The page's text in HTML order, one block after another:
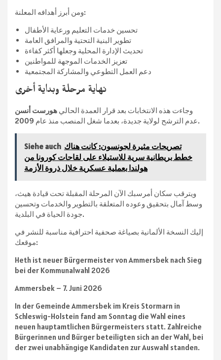
ومن أبرز أهدافه المعلنة:
تحسين خدمات التعليم ورعاية الأطفال
تطوير البنية التحتية والمرافق العامة
تحديث الإدارة المحلية وجعلها أكثر كفاءة
تعزيز الخدمات الموجهة للمواطنين
دعم العمل التطوعي والمشاركة المجتمعية
نهاية مرحلة وبداية أخرى
وجاءت هذه الانتخابات بعد قرار العمدة الحالي هورست أنسن
عدم الترشح لولاية جديدة، بعدما شغل المنصب منذ عام 2009.
Siehe auch تصريحات مثيرة لجونسون: كانت هناك
خطط بريطانية سرية للاستيلاء على لقاحات كورونا من
هولندا بعملية عسكرية خلال ذروة الأزمة
ويترقب سكان أمرسبك الآن المرحلة المقبلة تحت قيادة هيث،
وسط آمال بتحقيق وعوده المتعلقة بالتطوير والخدمات وتحسين
جودة الحياة في البلدية.
إليك النسخة الألمانية بصياغة صحفية احترافية مناسبة للنشر في
موقعك:
Heth ist neuer Bürgermeister von Ammersbek nach Sieg
bei der Kommunalwahl 2026
Ammersbek – 7. Juni 2026
In der Gemeinde Ammersbek im Kreis Stormarn in
Schleswig-Holstein fand am Sonntag die Wahl eines
neuen hauptamtlichen Bürgermeisters statt. Zahlreiche
Bürgerinnen und Bürger beteiligten sich an der Wahl, bei
der zwei unabhängige Kandidaten zur Auswahl standen.